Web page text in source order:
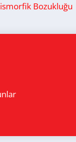
Bozukluğu